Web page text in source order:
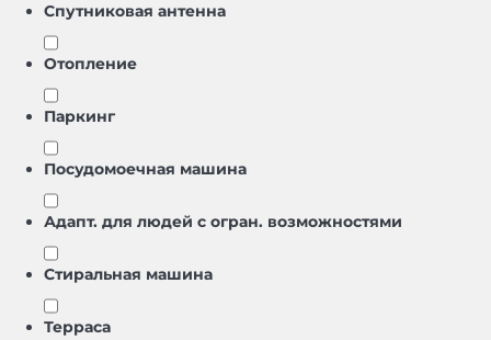
Спутниковая антенна
Отопление
Паркинг
Посудомоечная машина
Адапт. для людей с огран. возможностями
Стиральная машина
Терраса